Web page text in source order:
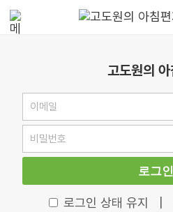
고도원의 아
로그인
로그인 상태 유지